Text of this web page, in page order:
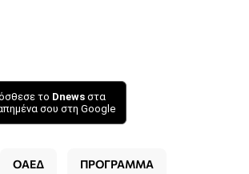
το Dnews στα
σου στη Google
ΟΑΕΔ ΠΡΟΓΡΑΜΜΑ